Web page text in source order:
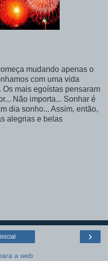
mudando apenas o
com uma vida
Os mais egoístas pensaram
Não importa... Sonhar é
dia sonho... Assim, então,
alegrias e belas
›
a web